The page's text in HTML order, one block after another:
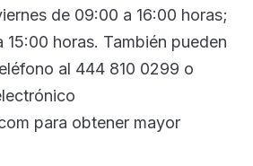
de 09:00 a 16:00 horas;
horas. También pueden
al 444 810 0299 o
para obtener mayor